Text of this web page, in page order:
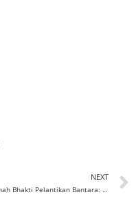
NEXT
Kemah Bhakti Pelantikan Bantara: Langkah Strategis Madrasah Aliyah 03 Sidomulyo untuk Mencetak Generasi Berkualitas